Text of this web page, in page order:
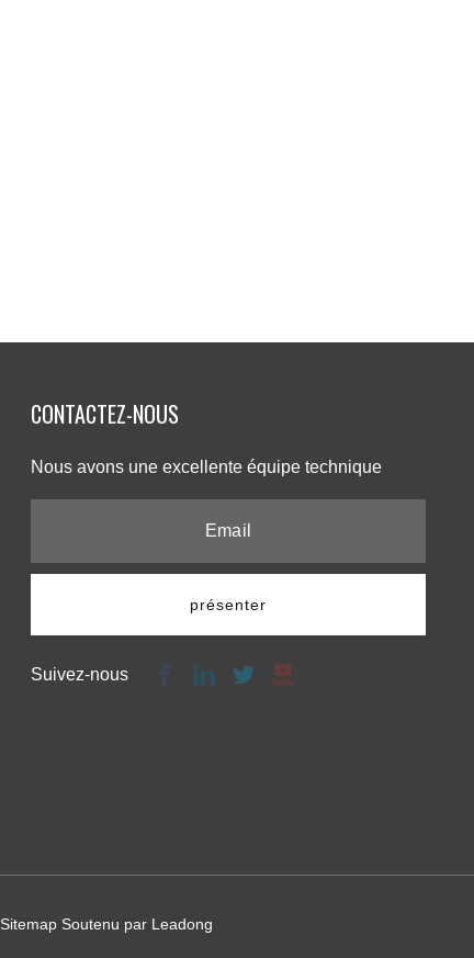
CONTACTEZ-NOUS​​​​​​​
Nous avons une excellente équipe technique​​​​​​​
présenter
Suivez-nous
Sitemap Soutenu par Leadong